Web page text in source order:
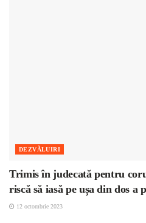
DEZVĂLUIRI
Trimis în judecată pentru
riscă să iasă pe ușa din dos a
12 octombrie 2023